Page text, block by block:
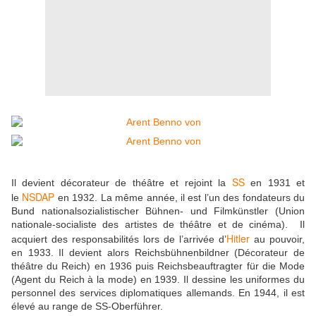
Il devient décorateur de théâtre et rejoint la SSen 1931 et
le NSDAP en 1932. La même année, il est l’un des fondateurs du
Bund nationalsozialistischer Bühnen- und Filmkünstler (Union
nationale-socialiste des artistes de théâtre et de cinéma). Il
acquiert des responsabilités lors de l’arrivée d’Hitler au pouvoir,
en 1933. Il devient alors Reichsbühnenbildner (Décorateur de
théâtre du Reich) en 1936 puis Reichsbeauftragter für die Mode
(Agent du Reich à la mode) en 1939. Il dessine les uniformes du
personnel des services diplomatiques allemands. En 1944, il est
élevé au range de SS-Oberführer.